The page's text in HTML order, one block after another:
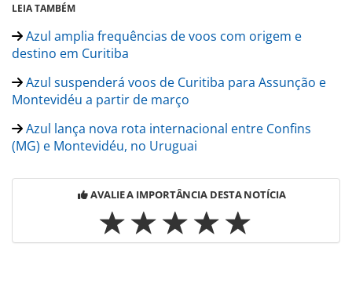
LEIA TAMBÉM
Azul amplia frequências de voos com origem e
destino em Curitiba
Azul suspenderá voos de Curitiba para Assunção e
Montevidéu a partir de março
Azul lança nova rota internacional entre Confins
(MG) e Montevidéu, no Uruguai
AVALIE A IMPORTÂNCIA DESTA NOTÍCIA